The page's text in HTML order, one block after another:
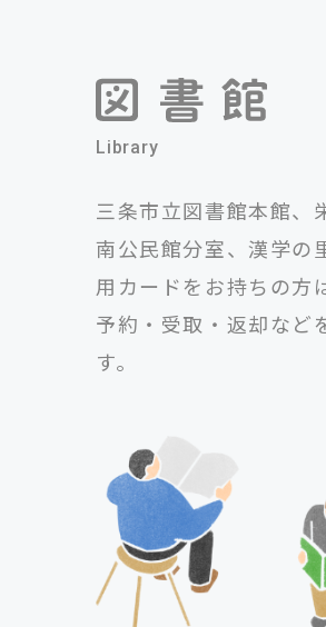
Library
三条市立図書館本館、
南公民館分室、漢学の
用カードをお持ちの方
予約・受取・返却など
す。